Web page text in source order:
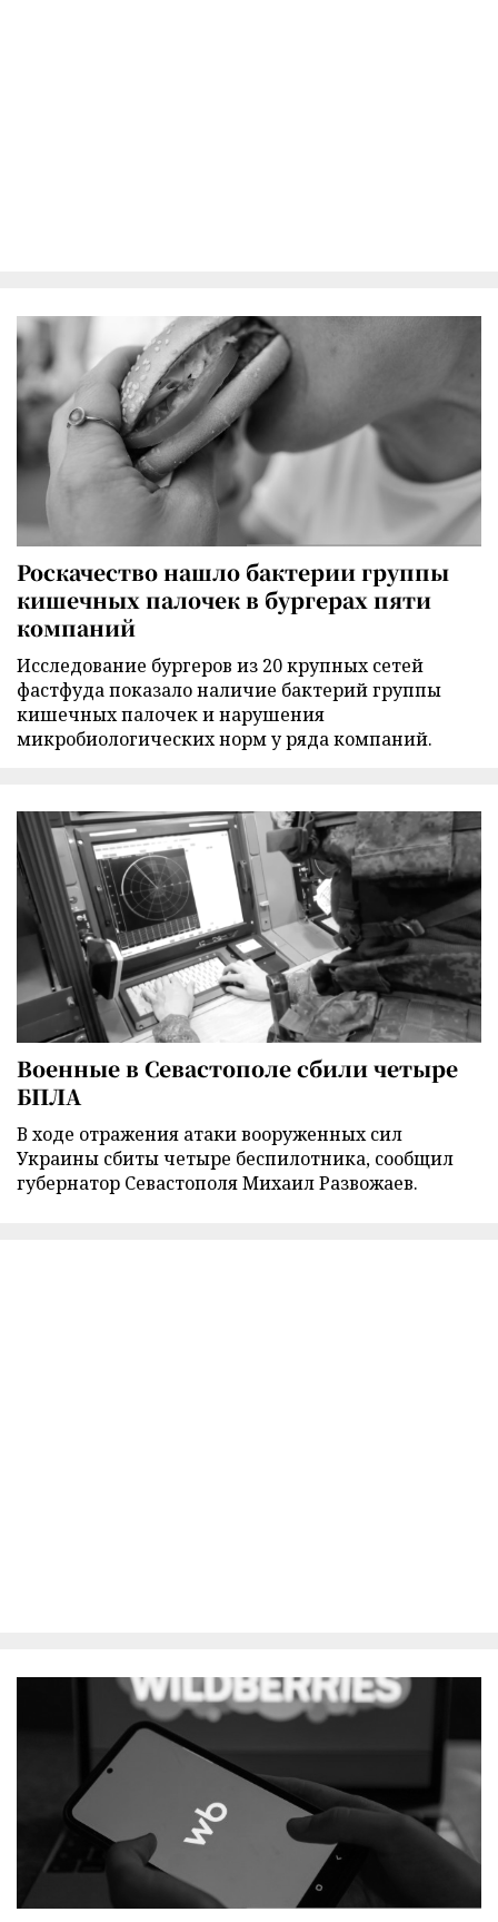
Роскачество нашло бактерии группы
кишечных палочек в бургерах пяти
компаний
Исследование бургеров из 20 крупных сетей
фастфуда показало наличие бактерий группы
кишечных палочек и нарушения
микробиологических норм у ряда компаний.
Военные в Севастополе сбили четыре
БПЛА
В ходе отражения атаки вооруженных сил
Украины сбиты четыре беспилотника, сообщил
губернатор Севастополя Михаил Развожаев.